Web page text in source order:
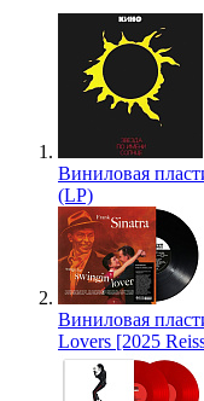
Виниловая
(LP)
Виниловая
Lovers [2025